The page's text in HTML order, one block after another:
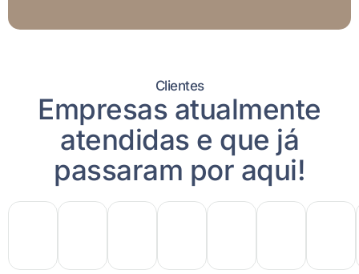
Clientes
Empresas atualmente
atendidas e que já
passaram por aqui!